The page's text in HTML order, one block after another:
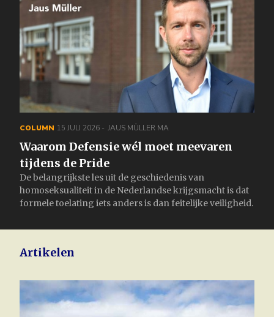
COLUMN 15 JULI 2026 JAUS MÜLLER MA
Waarom Defensie wél moet meevaren
tijdens de Pride
De belangrijkste les uit de geschiedenis van
homoseksualiteit in de Nederlandse krijgsmacht is dat
formele toelating iets anders is dan feitelijke veiligheid.
Artikelen